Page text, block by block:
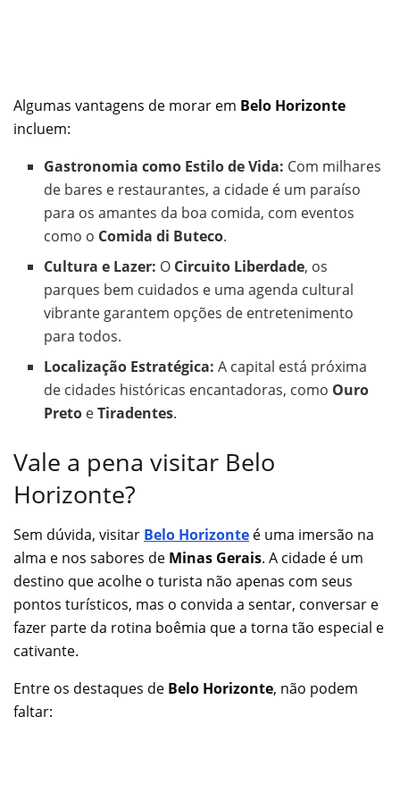
Algumas vantagens de morar em Belo Horizonte
incluem:
Gastronomia como Estilo de Vida: Com milhares
de bares e restaurantes, a cidade é um paraíso
para os amantes da boa comida, com eventos
como o Comida di Buteco.
Cultura e Lazer: O Circuito Liberdade, os
parques bem cuidados e uma agenda cultural
vibrante garantem opções de entretenimento
para todos.
Localização Estratégica: A capital está próxima
de cidades históricas encantadoras, como Ouro
Preto eTiradentes.
Vale a pena visitar Belo
Horizonte?
Sem dúvida, visitar Belo Horizonte é uma imersão na
alma e nos sabores de Minas Gerais. A cidade é um
destino que acolhe o turista não apenas com seus
pontos turísticos, mas o convida a sentar, conversar e
fazer parte da rotina boêmia que a torna tão especial e
cativante.
Entre os destaques de Belo Horizonte, não podem
faltar: